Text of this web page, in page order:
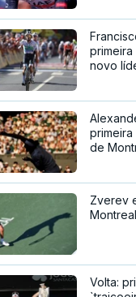
primeira
novo
primeira
de
Zverev
Montreal
Volta: